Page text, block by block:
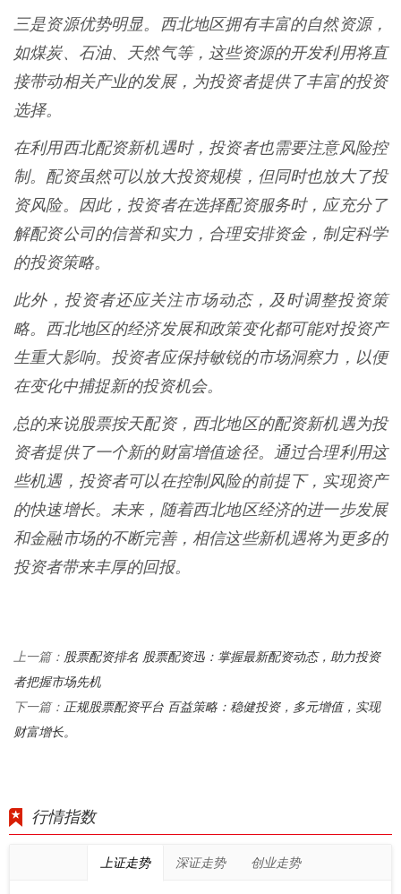
三是资源优势明显。西北地区拥有丰富的自然资源，
如煤炭、石油、天然气等，这些资源的开发利用将直
接带动相关产业的发展，为投资者提供了丰富的投资
选择。
在利用西北配资新机遇时，投资者也需要注意风险控
制。配资虽然可以放大投资规模，但同时也放大了投
资风险。因此，投资者在选择配资服务时，应充分了
解配资公司的信誉和实力，合理安排资金，制定科学
的投资策略。
此外，投资者还应关注市场动态，及时调整投资策
略。西北地区的经济发展和政策变化都可能对投资产
生重大影响。投资者应保持敏锐的市场洞察力，以便
在变化中捕捉新的投资机会。
总的来说股票按天配资，西北地区的配资新机遇为投
资者提供了一个新的财富增值途径。通过合理利用这
些机遇，投资者可以在控制风险的前提下，实现资产
的快速增长。未来，随着西北地区经济的进一步发展
和金融市场的不断完善，相信这些新机遇将为更多的
投资者带来丰厚的回报。
上一篇： 股票配资排名 股票配资迅：掌握最新配资动态，助力投资
者把握市场先机
下一篇： 正规股票配资平台 百益策略：稳健投资，多元增值，实现
财富增长。
行情指数
上证走势 深证走势 创业走势